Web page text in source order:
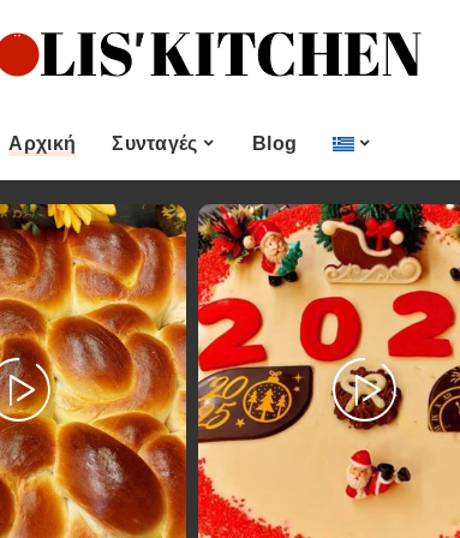
Αρχική Συνταγές
& μεζεδες
και
και Επιδόρπιο
Χυμοί
και Θαλασσινά
και Αλοιφές
Εποχιακές Συνταγές
Χριστουγεννιάτικες
Συνταγές
Πασχαλινές Συνταγές
Νηστίσιμες Συνταγές
Συνταγές για Αγίου
Βαλεντίνου
Blog
Εποχιακές Συνταγές
Συνταγές για Αγίου
Βαλεντίνου